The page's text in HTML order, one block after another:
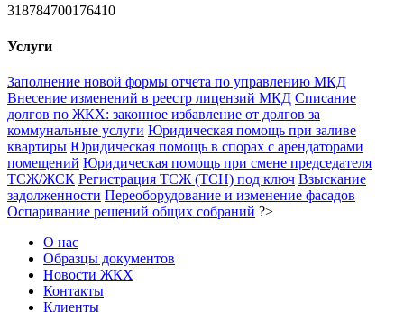
318784700176410
Услуги
Заполнение новой формы отчета по управлению МКД
Внесение изменений в реестр лицензий МКД Списание
долгов по ЖКХ: законное избавление от долгов за
коммунальные услуги Юридическая помощь при заливе
квартиры Юридическая помощь в спорах с арендаторами
помещений Юридическая помощь при смене председателя
ТСЖ/ЖСК Регистрация ТСЖ (ТСН) под ключ Взыскание
задолженности Переоборудование и изменение фасадов
Оспаривание решений общих собраний ?>
О нас
Образцы документов
Новости ЖКХ
Контакты
Клиенты